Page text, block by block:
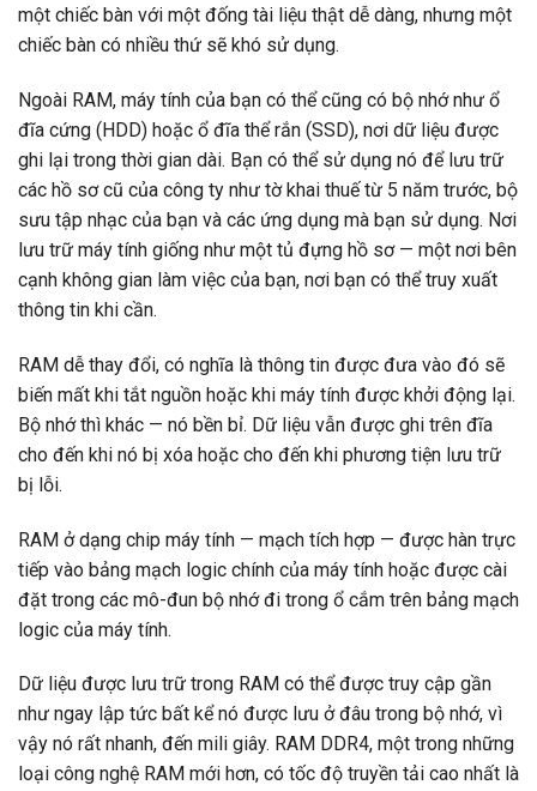
một chiếc bàn với một đống tài liệu thật dễ dàng, nhưng một
chiếc bàn có nhiều thứ sẽ khó sử dụng.
Ngoài RAM, máy tính của bạn có thể cũng có bộ nhớ như ổ
đĩa cứng (HDD) hoặc ổ đĩa thể rắn (SSD), nơi dữ liệu được
ghi lại trong thời gian dài. Bạn có thể sử dụng nó để lưu trữ
các hồ sơ cũ của công ty như tờ khai thuế từ 5 năm trước, bộ
sưu tập nhạc của bạn và các ứng dụng mà bạn sử dụng. Nơi
lưu trữ máy tính giống như một tủ đựng hồ sơ — một nơi bên
cạnh không gian làm việc của bạn, nơi bạn có thể truy xuất
thông tin khi cần.
RAM dễ thay đổi, có nghĩa là thông tin được đưa vào đó sẽ
biến mất khi tắt nguồn hoặc khi máy tính được khởi động lại.
Bộ nhớ thì khác — nó bền bỉ. Dữ liệu vẫn được ghi trên đĩa
cho đến khi nó bị xóa hoặc cho đến khi phương tiện lưu trữ
bị lỗi.
RAM ở dạng chip máy tính — mạch tích hợp — được hàn trực
tiếp vào bảng mạch logic chính của máy tính hoặc được cài
đặt trong các mô-đun bộ nhớ đi trong ổ cắm trên bảng mạch
logic của máy tính.
Dữ liệu được lưu trữ trong RAM có thể được truy cập gần
như ngay lập tức bất kể nó được lưu ở đâu trong bộ nhớ, vì
vậy nó rất nhanh, đến mili giây. RAM DDR4, một trong những
loại công nghệ RAM mới hơn, có tốc độ truyền tải cao nhất là